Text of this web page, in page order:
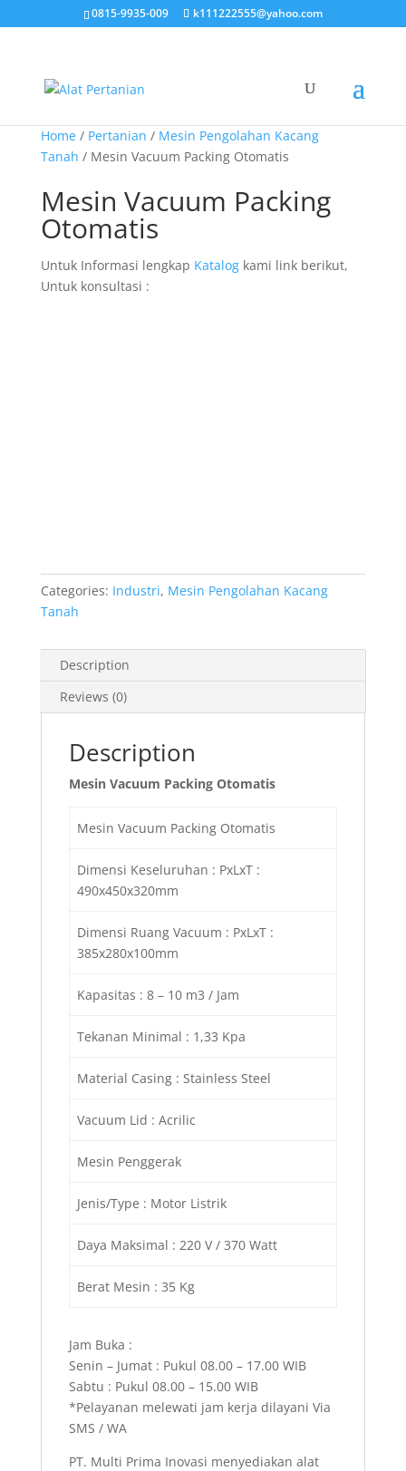
0815-9935-009 k111222555@yahoo.com
Home/ Pertanian / Mesin Pengolahan Kacang
Tanah / Mesin Vacuum Packing Otomatis
Mesin Vacuum Packing
Otomatis
Untuk Informasi lengkap Katalogkami link berikut,
Untuk konsultasi :
Categories: Industri, Mesin Pengolahan Kacang
Tanah
Description
Reviews (0)
Description
Mesin Vacuum Packing Otomatis
Mesin Vacuum Packing Otomatis
Dimensi Keseluruhan : PxLxT :
490x450x320mm
Dimensi Ruang Vacuum : PxLxT :
385x280x100mm
Kapasitas : 8 – 10 m3 / Jam
Tekanan Minimal : 1,33 Kpa
Material Casing : Stainless Steel
Vacuum Lid : Acrilic
Mesin Penggerak
Jenis/Type : Motor Listrik
Daya Maksimal : 220 V / 370 Watt
Berat Mesin : 35 Kg
Jam Buka :
Senin – Jumat : Pukul 08.00 – 17.00 WIB
Sabtu : Pukul 08.00 – 15.00 WIB
*Pelayanan melewati jam kerja dilayani Via
SMS / WA
PT. Multi Prima Inovasi menyediakan alat